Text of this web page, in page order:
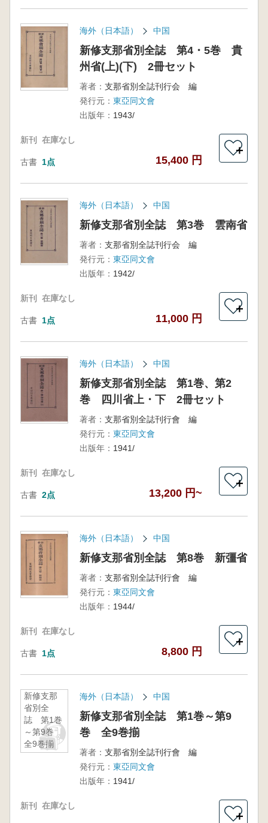
海外（日本語） 中国
新修支那省別全誌 第4・5巻 貴
州省(上)(下) 2冊セット
著者： 支那省別全誌刊行会 編
発行元： 東亞同文會
出版年： 1943/
新刊 在庫なし
古書 1点 15,400 円
＋
海外（日本語） 中国
新修支那省別全誌 第3巻 雲南省
著者： 支那省別全誌刊行会 編
発行元： 東亞同文會
出版年： 1942/
新刊 在庫なし
古書 1点 11,000 円
＋
海外（日本語） 中国
新修支那省別全誌 第1巻、第2
巻 四川省上・下 2冊セット
著者： 支那省別全誌刊行會 編
発行元： 東亞同文會
出版年： 1941/
新刊 在庫なし
古書 2点 13,200 円~
＋
海外（日本語） 中国
新修支那省別全誌 第8巻 新彊省
著者： 支那省別全誌刊行會 編
発行元： 東亞同文會
出版年： 1944/
新刊 在庫なし
古書 1点 8,800 円
＋
新修支那
省別全
誌 第1巻
～第9巻
全9巻揃
海外（日本語） 中国
新修支那省別全誌 第1巻～第9
巻 全9巻揃
著者： 支那省別全誌刊行會 編
発行元： 東亞同文會
出版年： 1941/
新刊 在庫なし
＋